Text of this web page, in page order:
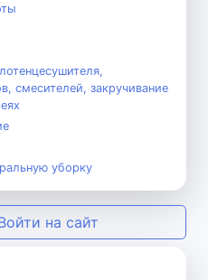
смесителей, закручивание
уборку
на сайт